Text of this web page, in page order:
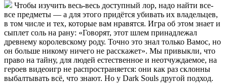
Чтобы изучить весь-весь доступный лор, надо найти все-
все предметы — а для этого придётся убивать их владельцев,
в том числе и тех, которые вам нравятся. Игра об этом знает и
сыплет соль на рану: «Говорят, этот шлем принадлежал
древнему королевскому роду. Точно это знал только Вамос, но
он больше никому ничего не расскажет». Мы привыкли, что
право на тайну, для людей естественное и неотчуждаемое, на
героев видеоигр не распространяется: они как раз склонны
выбалтывать всё, что знают. Но у Dark Souls другой подход.